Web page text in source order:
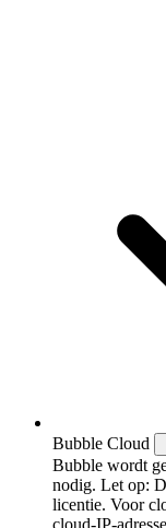
Bubble Cloud
Bubble wordt
nodig. Let op:
licentie. Voor
cloud-IP-